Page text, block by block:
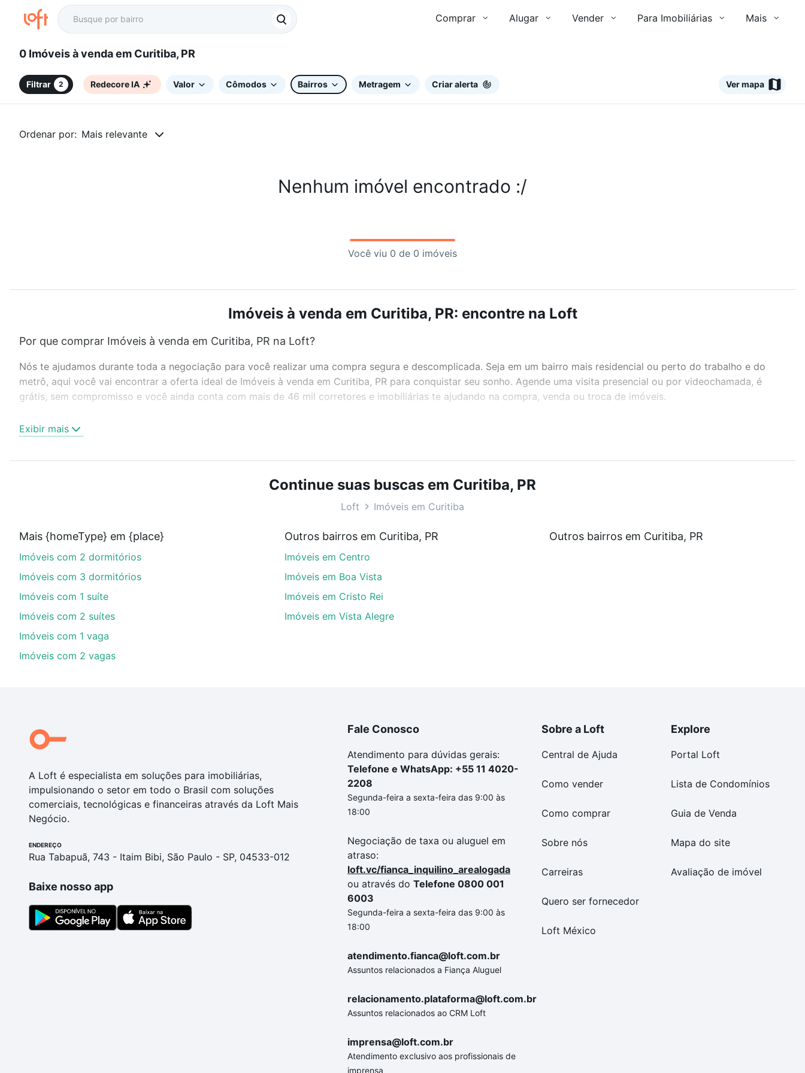
Comprar Alugar Vender Para Imobiliárias Mais
0 Imóveis à venda em Curitiba, PR
Filtrar 2 Redecore IA Valor Cômodos Bairros Metragem Criar alerta Ver mapa
Ordenar por: Mais relevante
Nenhum imóvel encontrado :/
Você viu 0 de 0 imóveis
Imóveis à venda em Curitiba, PR: encontre na Loft
Por que comprar Imóveis à venda em Curitiba, PR na Loft?
Nós te ajudamos durante toda a negociação para você realizar uma compra segura e descomplicada. Seja em um bairro mais residencial ou perto do trabalho e do
metrô, aqui você vai encontrar a oferta ideal de Imóveis à venda em Curitiba, PR para conquistar seu sonho. Agende uma visita presencial ou por videochamada, é
grátis, sem compromisso e você ainda conta com mais de 46 mil corretores e imobiliárias te ajudando na compra, venda ou troca de imóveis.
ou sem vaga de garagem para combinar perfeitamente com o preço, metragem e comodidades, como piscina, academia, salão de festas ou área verde e encontrar
Imóveis à venda em Curitiba, PR ideal para você na Loft.
parcelas podem se adequar ao seu orçamento. Se ainda tem alguma dúvida dos custos envolvidos no processo de compra, veja em nosso portal quanto custa comprar
um apartamento e conte com a gente para comprar o imóvel dos seus sonhos com segurança e conforto. Loft, com você até as chaves.
Exibir mais
Continue suas buscas em Curitiba, PR
Loft Imóveis em Curitiba
Mais {homeType} em {place}
Imóveis com 2 dormitórios
Imóveis com 3 dormitórios
Imóveis com 1 suíte
Imóveis com 2 suítes
Imóveis com 1 vaga
Imóveis com 2 vagas
Outros bairros em Curitiba, PR
Imóveis em Centro
Imóveis em Boa Vista
Imóveis em Cristo Rei
Imóveis em Vista Alegre
Outros bairros em Curitiba, PR
A Loft é especialista em soluções para imobiliárias,
impulsionando o setor em todo o Brasil com soluções
comerciais, tecnológicas e financeiras através da Loft Mais
Negócio.
ENDEREÇO
Rua Tabapuã, 743 - Itaim Bibi, São Paulo - SP, 04533-012
Baixe nosso app
Fale Conosco
Atendimento para dúvidas gerais:
Telefone e WhatsApp: +55 11 4020-
2208
Segunda-feira a sexta-feira das 9:00 às
18:00
Negociação de taxa ou aluguel em
atraso:
loft.vc/fianca_inquilino_arealogada
ou através do Telefone 0800 001
6003
Segunda-feira a sexta-feira das 9:00 às
18:00
atendimento.fianca@loft.com.br
Assuntos relacionados a Fiança Aluguel
relacionamento.plataforma@loft.com.br
Assuntos relacionados ao CRM Loft
imprensa@loft.com.br
Atendimento exclusivo aos profissionais de
imprensa
Sobre a Loft
Central de Ajuda
Como vender
Como comprar
Sobre nós
Carreiras
Quero ser fornecedor
Loft México
Explore
Portal Loft
Lista de Condomínios
Guia de Venda
Mapa do site
Avaliação de imóvel